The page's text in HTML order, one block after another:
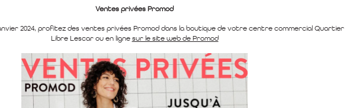
Ventes privées Promod
2024, profitez des ventes privées Promod dans la boutique de votre centre commercial Quartier
Libre Lescar ou en ligne sur le site web de Promod